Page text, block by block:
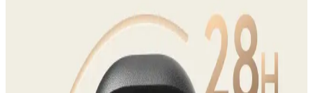
Huawei FreeBuds SE ve Samsung Galaxy Buds FE modellerinin
tasarım, ses, pil ve ek özelliklerini karşılaştırarak bilinçli seçim
yapmanıza yardımcı oluyoruz.
Kulaklık Seçiminde Teknik Özellikler ve Kalite
Unsurları Analizi